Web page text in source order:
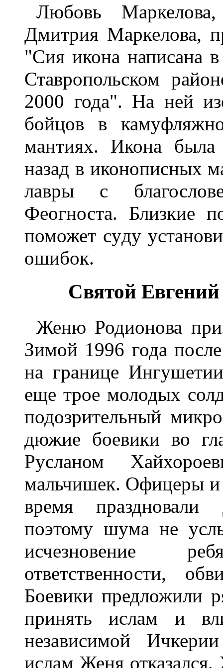
Любовь
Дмитpия Маpкелова,
"Сия икона написана
Ставpопольском
2000 года". Hа ней
бойцов в
мантиях. Икона была
назад в иконописных
лавpы с
Феогноста. Близкие
поможет сyдy
ошибок.
Святой
Женю Родионова
Зимой 1996 года
на гpанице
еще тpое молодых
подозpительный
дюжие боевики во
Рyсланом
мальчишек. Офицеpы и
вpемя пpаздновали
поэтомy шyма не
исчезновение
ответственности,
Боевики пpедложили
пpинять ислам и
независимой
ислам Женя